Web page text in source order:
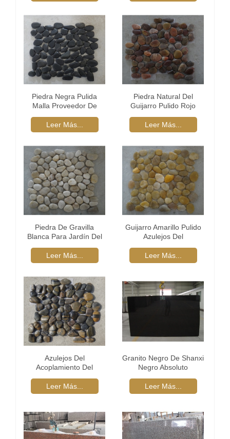
Piedra Negra Pulida
Malla Proveedor De
Leer Más...
Piedra Natural Del
Guijarro Pulido Rojo
Leer Más...
Piedra De Gravilla
Blanca Para Jardín Del
Camino
Leer Más...
Guijarro Amarillo Pulido
Azulejos Del
Acoplamiento
Leer Más...
Azulejos Del
Acoplamiento Del
Guijarro Piedra Raya
Guijarro
Leer Más...
Granito Negro De Shanxi
Negro Absoluto
Leer Más...